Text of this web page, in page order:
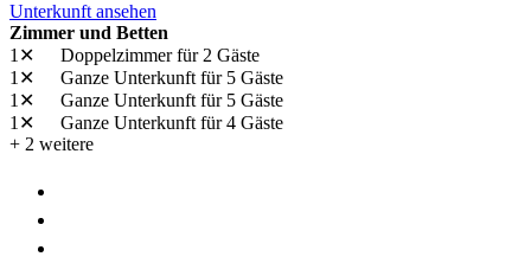
Unterkunft ansehen
Zimmer und Betten
1✕
Doppelzimmerfür 2 Gäste
1✕
Ganze Unterkunft für 5 Gäste
1✕
Ganze Unterkunft für 5 Gäste
1✕
Ganze Unterkunft für 4 Gäste
+ 2 weitere